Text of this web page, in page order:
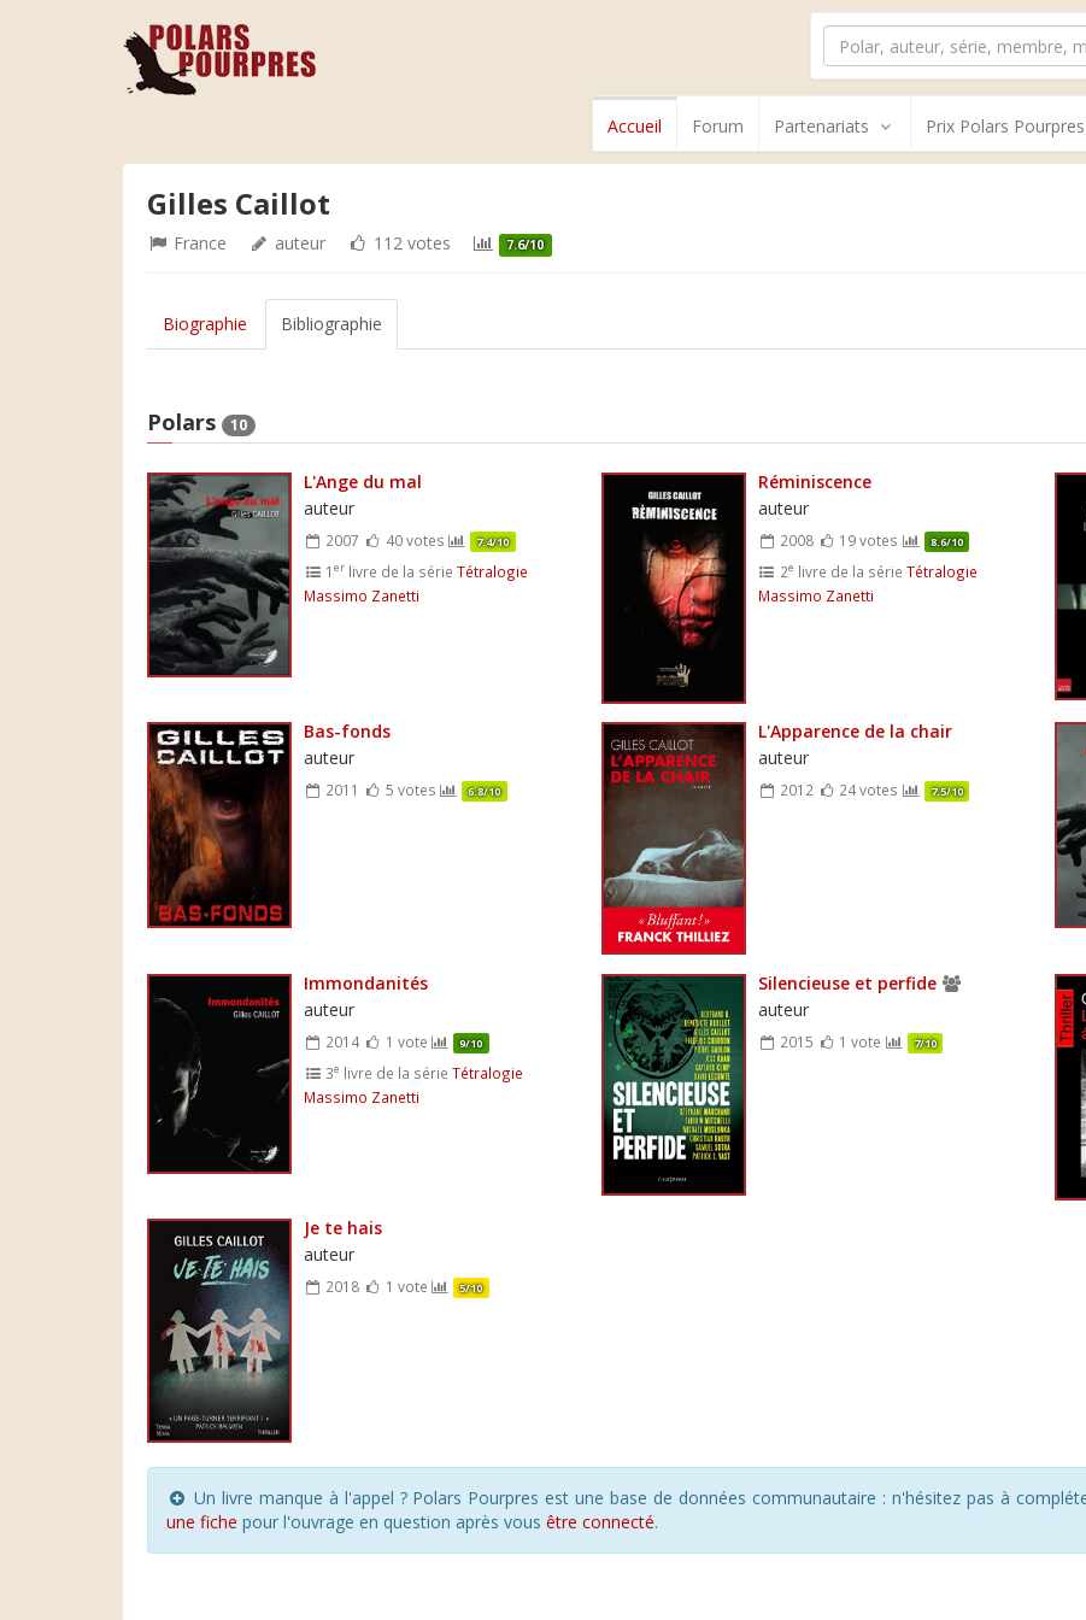
Accueil Forum Partenariats Prix Polars Pourpres
Gilles Caillot
France auteur 112 votes 7.6/10
Biographie Bibliographie
Polars 10
L'Ange du mal
auteur
2007 40 votes 7.4/10
1er livre de la sérieTétralogie
Massimo Zanetti
Réminiscence
auteur
2008 19 votes 8.6/10
2e livre de la série Tétralogie
Massimo Zanetti
Bas-fonds
auteur
2011 5 votes 6.8/10
L'Apparence de la chair
auteur
2012 24 votes 7.5/10
Immondanités
auteur
2014 1 vote 9/10
3e livre de la sérieTétralogie
Massimo Zanetti
Silencieuse et perfide
auteur
2015 1 vote 7/10
Je te hais
auteur
2018 1 vote 5/10
Un livre manque à l'appel ? Polars Pourpres est une base de données communautaire : n'hésitez pas à
une fiche pour l'ouvrage en question après vous être connecté.